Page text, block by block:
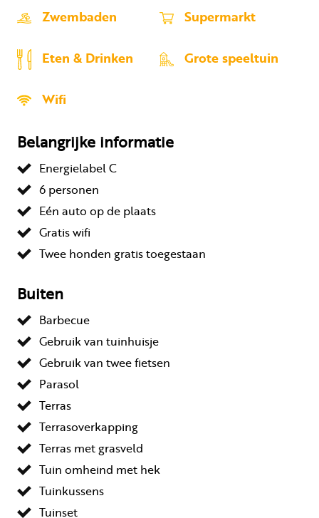
Zwembaden Supermarkt
Eten & Drinken Grote speeltuin
Wifi
Belangrijke informatie
Energielabel C
6 personen
Eén auto op de plaats
Gratis wifi
Twee honden gratis toegestaan
Buiten
Barbecue
Gebruik van tuinhuisje
Gebruik van twee fietsen
Parasol
Terras
Terrasoverkapping
Terras met grasveld
Tuin omheind met hek
Tuinkussens
Tuinset